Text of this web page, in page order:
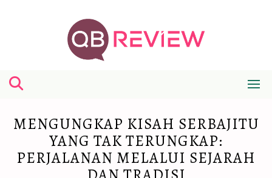
MENGUNGKAP KISAH SERBAJITU
YANG TAK TERUNGKAP:
PERJALANAN MELALUI SEJARAH